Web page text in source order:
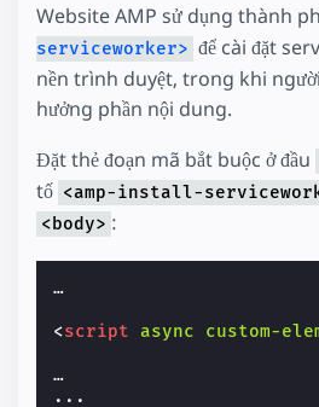
Website AMP sử dụng thành
serviceworker> để cài đặt
nền trình duyệt, trong khi
hưởng phần nội dung.
Đặt thẻ đoạn mã bắt buộc ở đầu
tố <amp-install-
<body> :
…
<script async custom-
…